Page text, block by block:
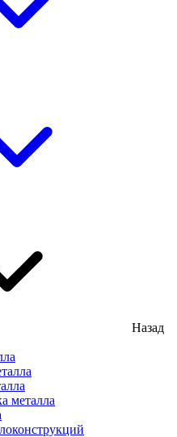
Назад
металла